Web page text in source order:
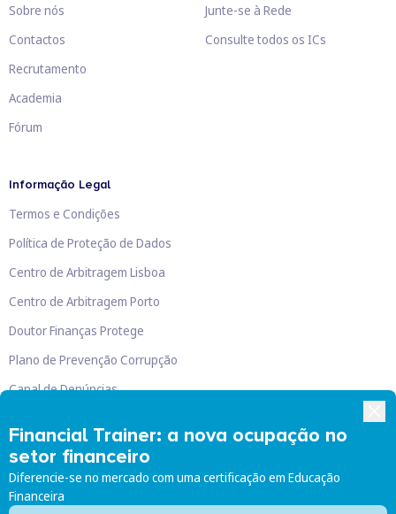
Financial Trainer: a nova ocupação no
setor financeiro
Diferencie-se no mercado com uma certificação em Educação
Financeira
Sobre nós
Contactos
Recrutamento
Academia
Fórum
Junte-se à Rede
Consulte todos os ICs
Informação Legal
Termos e Condições
Política de Proteção de Dados
Centro de Arbitragem Lisboa
Centro de Arbitragem Porto
Doutor Finanças Protege
Plano de Prevenção Corrupção
Canal de Denúncias
Doutor Finanças, Lda